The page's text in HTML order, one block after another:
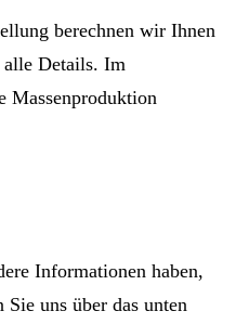
berechnen wir Ihnen
alle Details. Im
Massenproduktion
Informationen haben,
Sie uns über das unten